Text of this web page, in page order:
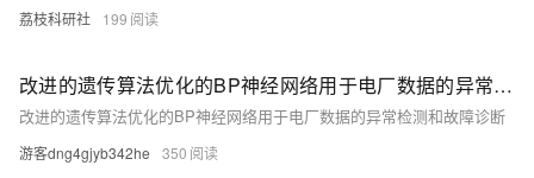
荔枝科研社 199
改进的遗传算法优化的BP神经网络用于电厂数据的异常检测和故障诊断
改进的遗传算法优化的BP神经网络用于电厂数据的异常检测和故障诊断
游客dng4gjyb342he 350